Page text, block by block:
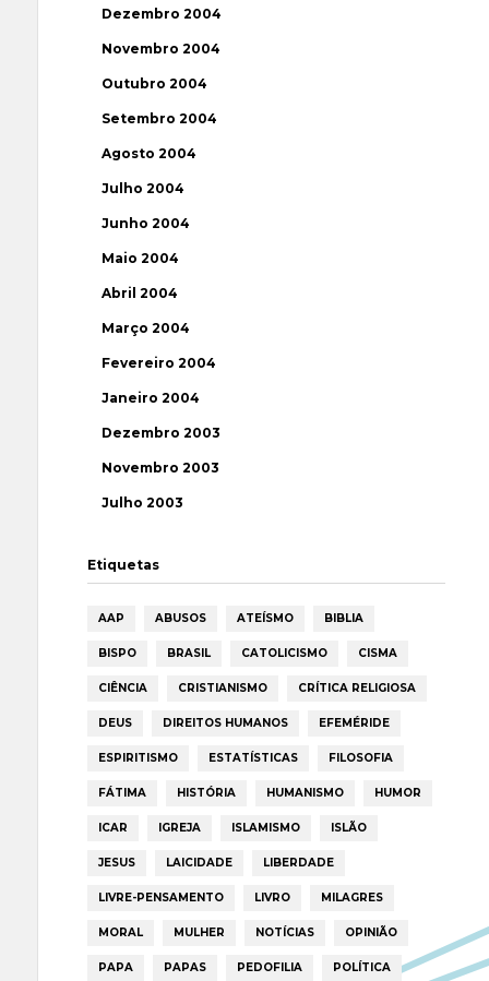
Dezembro 2004
Novembro 2004
Outubro 2004
Setembro 2004
Agosto 2004
Julho 2004
Junho 2004
Maio 2004
Abril 2004
Março 2004
Fevereiro 2004
Janeiro 2004
Dezembro 2003
Novembro 2003
Julho 2003
Etiquetas
AAP ABUSOS ATEÍSMO BIBLIA
BISPO BRASIL CATOLICISMO CISMA
CIÊNCIA CRISTIANISMO CRÍTICA RELIGIOSA
DEUS DIREITOS HUMANOS EFEMÉRIDE
ESPIRITISMO ESTATÍSTICAS FILOSOFIA
FÁTIMA HISTÓRIA HUMANISMO HUMOR
ICAR IGREJA ISLAMISMO ISLÃO
JESUS LAICIDADE LIBERDADE
LIVRE-PENSAMENTO LIVRO MILAGRES
MORAL MULHER NOTÍCIAS OPINIÃO
PAPA PAPAS PEDOFILIA POLÍTICA